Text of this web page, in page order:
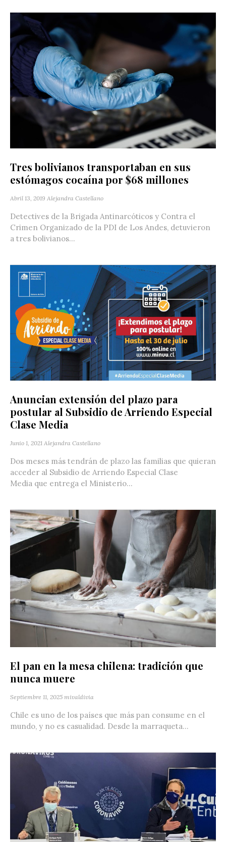
Tres bolivianos transportaban en sus
estómagos cocaína por $68 millones
Abril 13, 2019 Alejandra Castellano
Detectives de la Brigada Antinarcóticos y Contra el
Crimen Organizado de la PDI de Los Andes, detuvieron
a tres bolivianos...
Anuncian extensión del plazo para
postular al Subsidio de Arriendo Especial
Clase Media
Junio 1, 2021 Alejandra Castellano
Dos meses más tendrán de plazo las familias que quieran
acceder al Subsidio de Arriendo Especial Clase
Media que entrega el Ministerio...
El pan en la mesa chilena: tradición que
nunca muere
Septiembre 11, 2025 mivaldivia
Chile es uno de los países que más pan consume en el
mundo, y no es casualidad. Desde la marraqueta...